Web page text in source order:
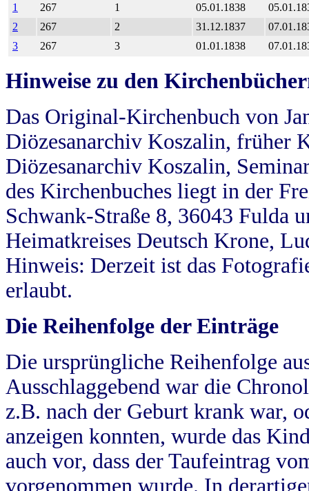
1
267 1 05.01.1838
2
267 2 31.12.1837
3
267 3 01.01.1838
Hinweise zu den
Das Original-Kirchenbuch von
Diözesanarchiv Koszalin, früher
Diözesanarchiv Koszalin,
des Kirchenbuches liegt in der
Schwank-Straße 8, 36043 Fulda
Heimatkreises Deutsch Krone,
Hinweis: Derzeit ist das
erlaubt.
Die Reihenfolge der Einträge
Die ursprüngliche Reihenfolge
Ausschlaggebend war die
z.B. nach der Geburt krank war,
anzeigen konnten, wurde das
auch vor, dass der Taufeintrag
vorgenommen wurde. In